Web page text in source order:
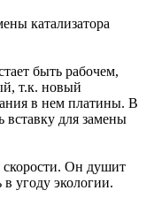
катализатора
быть рабочем,
т.к. новый
в нем платины. В
вставку для замены
скорости. Он душит
угоду экологии.